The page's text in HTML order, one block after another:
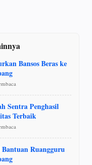
Bansos Beras ke
Sentra Penghasil
Terbaik
Ruangguru